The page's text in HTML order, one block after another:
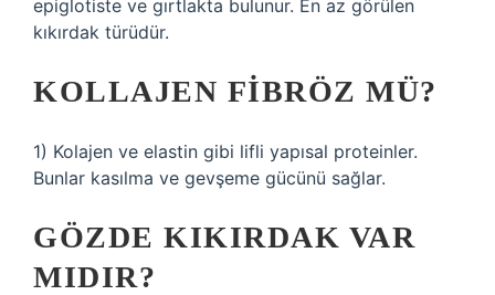
epiglotiste ve gırtlakta bulunur. En az görülen
kıkırdak türüdür.
KOLLAJEN FIBRÖZ MÜ?
1) Kolajen ve elastin gibi lifli yapısal proteinler.
Bunlar kasılma ve gevşeme gücünü sağlar.
GÖZDE KIKIRDAK VAR
MIDIR?